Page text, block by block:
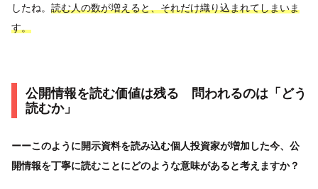
したね。 読む人の数が増えると、それだけ織り込まれてしまいま
す。
公開情報を読む価値は残る 問われるのは「どう
読むか」
ーーこのように開示資料を読み込む個人投資家が増加した今、公
開情報を丁寧に読むことにどのような意味があると考えますか？